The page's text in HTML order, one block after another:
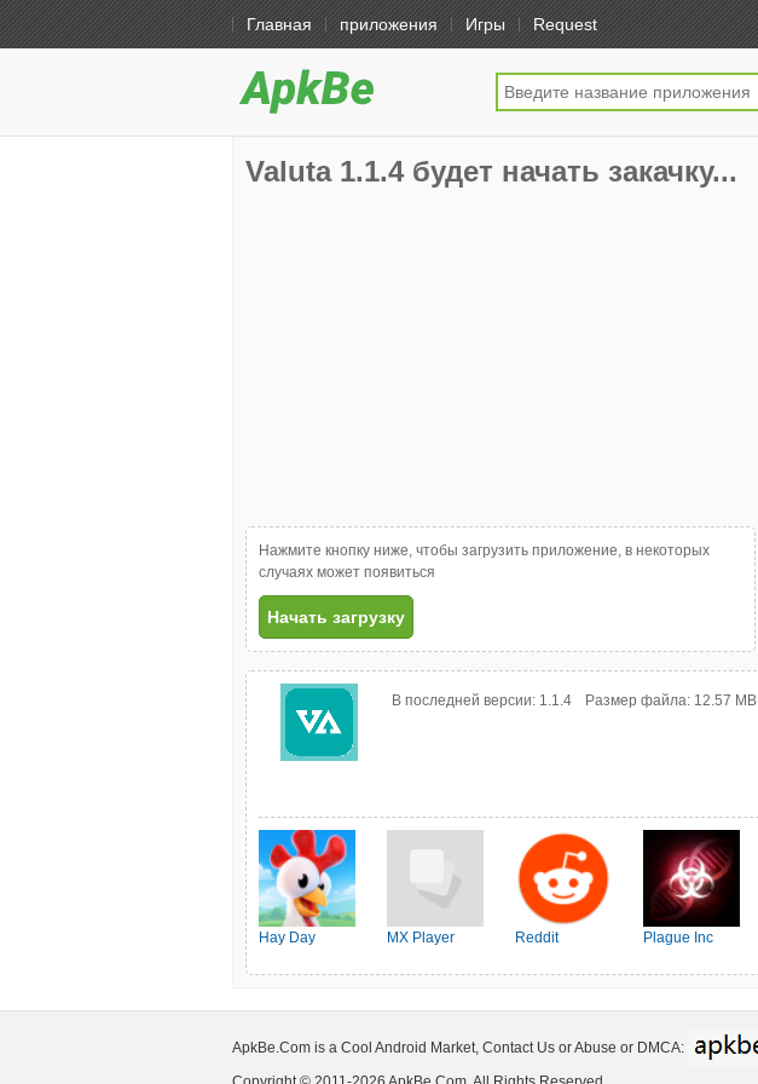
Главная приложения Игры Request
Valuta 1.1.4 будет начать закачку...
Нажмите кнопку ниже, чтобы загрузить приложение, в некоторых
случаях может появиться
Начать загрузку
В последней версии: 1.1.4 Размер файла: 12.57 MB
Hay Day MX Player Reddit Plague Inc
ApkBe.Com is a Cool Android Market, Contact Us or Abuse or DMCA: